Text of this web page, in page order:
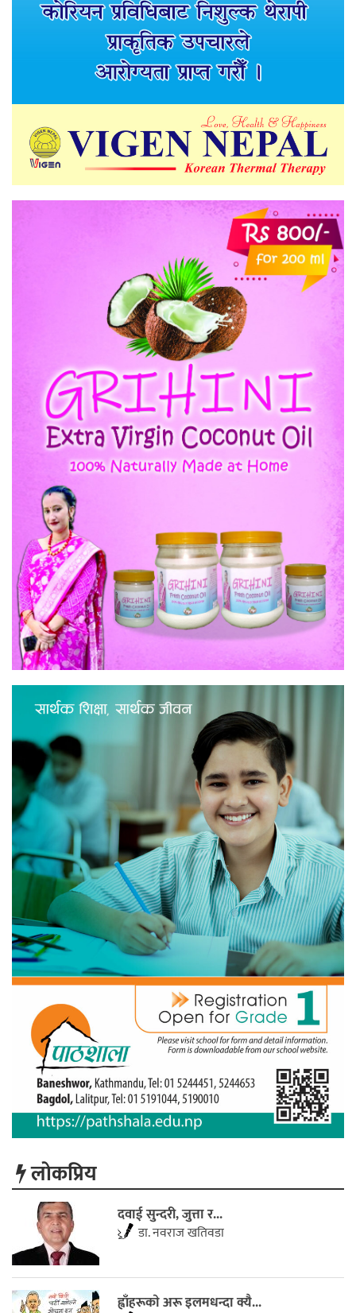
लाेकप्रिय
दवाई सुन्दरी, जुत्ता र...
डा. नवराज खतिवडा
ह्वाँहरूकाे अरू इलमधन्दा क्यै...